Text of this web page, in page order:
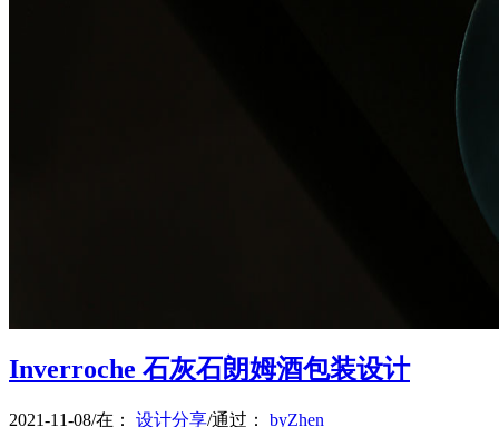
Inverroche 石灰石朗姆酒包装设计
2021-11-08/在： 设计分享/通过： byZhen